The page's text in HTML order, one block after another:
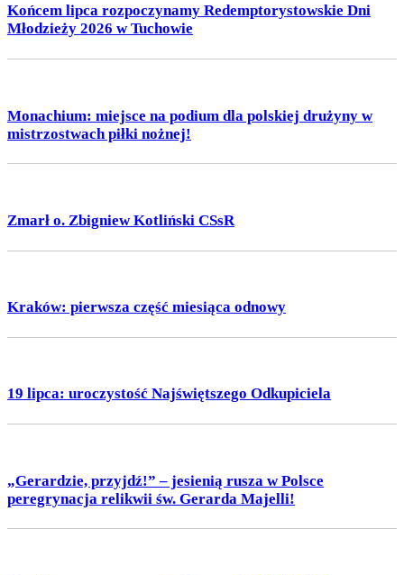
Końcem lipca rozpoczynamy Redemptorystowskie Dni
Młodzieży 2026 w Tuchowie
Monachium: miejsce na podium dla polskiej drużyny w
mistrzostwach piłki nożnej!
Zmarł o. Zbigniew Kotliński CSsR
Kraków: pierwsza część miesiąca odnowy
19 lipca: uroczystość Najświętszego Odkupiciela
„Gerardzie, przyjdź!” – jesienią rusza w Polsce
peregrynacja relikwii św. Gerarda Majelli!